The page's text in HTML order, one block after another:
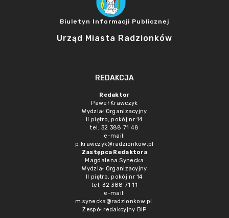
Biuletyn Informacji Publicznej
Urząd Miasta Radzionków
REDAKCJA
Redaktor
Paweł Krawczyk
Wydział Organizacyjny
II piętro, pokój nr 14
tel. 32 388 71 48
e-mail:
p.krawczyk@radzionkow.pl
Zastępca Redaktora
Magdalena Synecka
Wydział Organizacyjny
II piętro, pokój nr 14
tel. 32 388 71 11
e-mail:
m.synecka@radzionkow.pl
Zespół redakcyjny BIP